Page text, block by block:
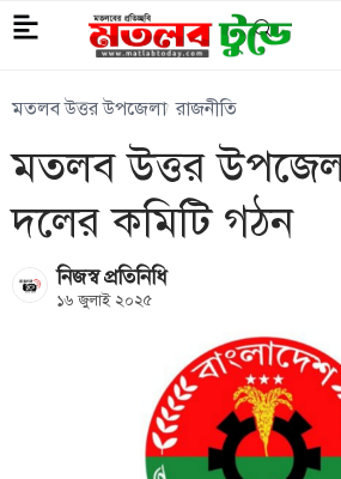
মতলব উত্তর উপজেলা রাজনীতি
মতলব উত্তর
দলের কমিটি গঠন
নিজস্ব প্রতিনিধি
১৬ জুলাই ২০২৫